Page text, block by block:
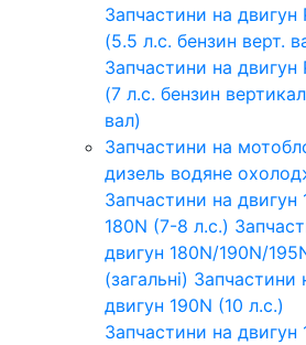
Запчастини на двигун
(5.5 л.с. бензин верт.
Запчастини на двигун
(7 л.с. бензин
вал)
Запчастини на
дизель водяне
Запчастини на двигун
180N (7-8 л.с.)
двигун 180N/190N/
(загальні) Запчастини
двигун 190N (10 л.с.)
Запчастини на двигун